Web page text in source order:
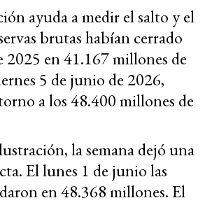
ayuda a medir el salto y el
brutas habían cerrado
2025 en 41.167 millones de
5 de junio de 2026,
a los 48.400 millones de
la semana dejó una
El lunes 1 de junio las
en 48.368 millones. El